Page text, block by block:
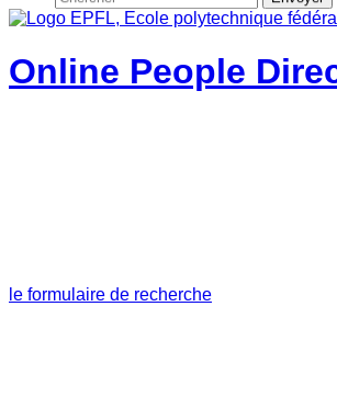
Online People
le formulaire de recherche